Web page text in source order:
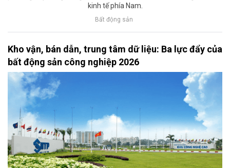
kinh tế phía Nam.
Bất động sản
Kho vận, bán dẫn, trung tâm dữ liệu: Ba lực đẩy của
bất động sản công nghiệp 2026